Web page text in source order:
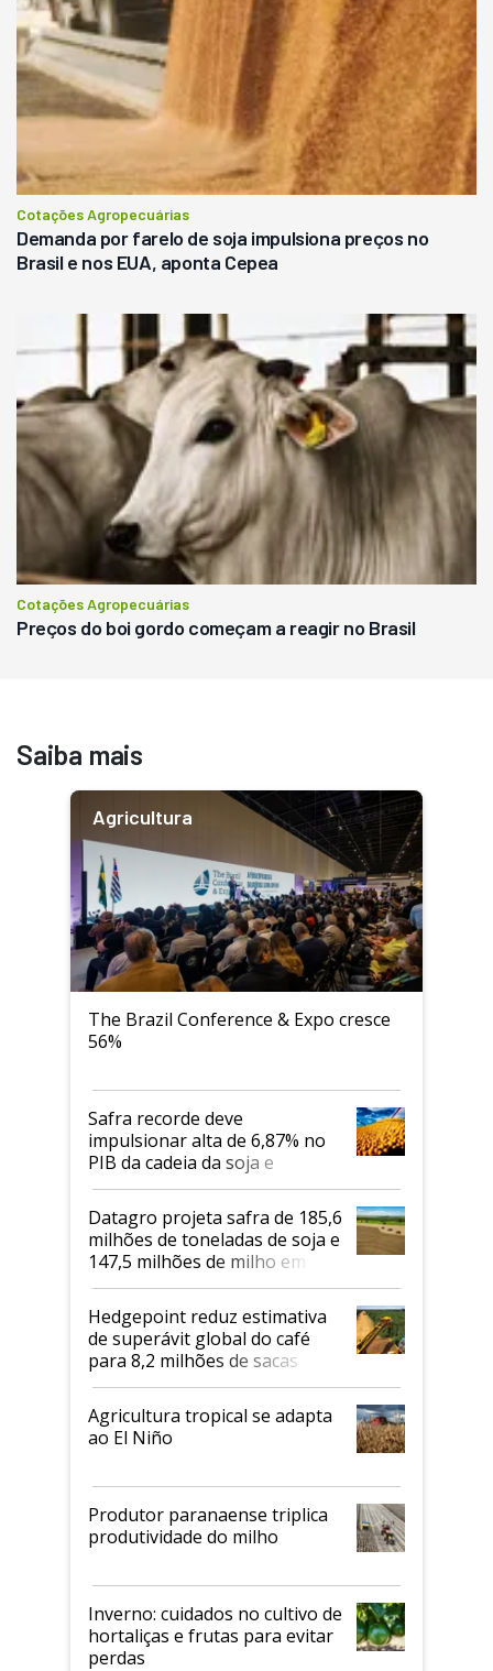
Cotações Agropecuárias
Demanda por farelo de soja impulsiona preços no
Brasil e nos EUA, aponta Cepea
Cotações Agropecuárias
Preços do boi gordo começam a reagir no Brasil
Saiba mais
Agricultura
The Brazil Conference & Expo cresce
56%
Safra recorde deve
impulsionar alta de 6,87% no
PIB da cadeia da soja e
biodiesel em 2026
Datagro projeta safra de 185,6
milhões de toneladas de soja e
147,5 milhões de milho em
2026/27
Hedgepoint reduz estimativa
de superávit global do café
para 8,2 milhões de sacas
Agricultura tropical se adapta
ao El Niño
Produtor paranaense triplica
produtividade do milho
Inverno: cuidados no cultivo de
hortaliças e frutas para evitar
perdas